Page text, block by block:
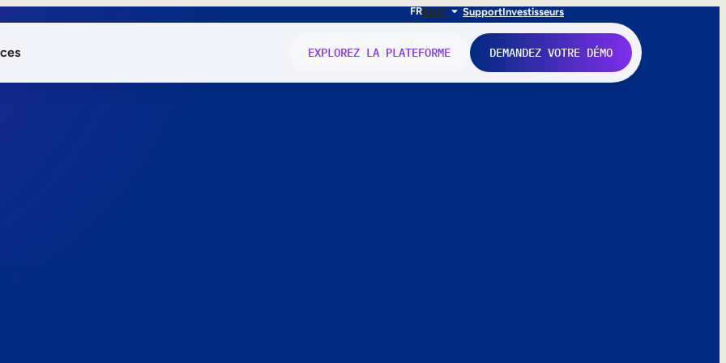
FRENIT SupportInvestisseurs
EXPLOREZ LA PLATEFORME DEMANDEZ VOTRE DÉMO